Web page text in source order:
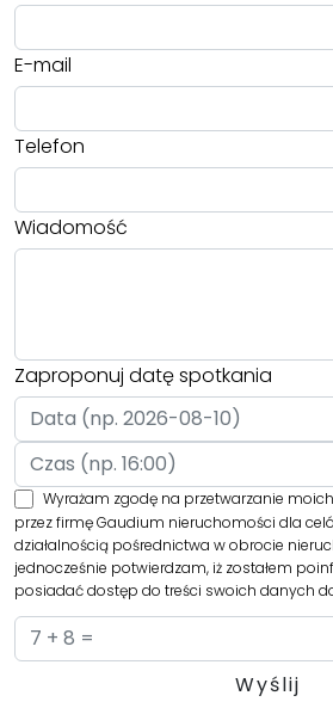
E-mail
Telefon
Wiadomość
Zaproponuj datę spotkania
Wyrażam zgodę na przetwarzanie
przez firmę Gaudium nieruchomości dla
działalnością pośrednictwa w obrocie
jednocześnie potwierdzam, iż zostałem
posiadać dostęp do treści swoich danych